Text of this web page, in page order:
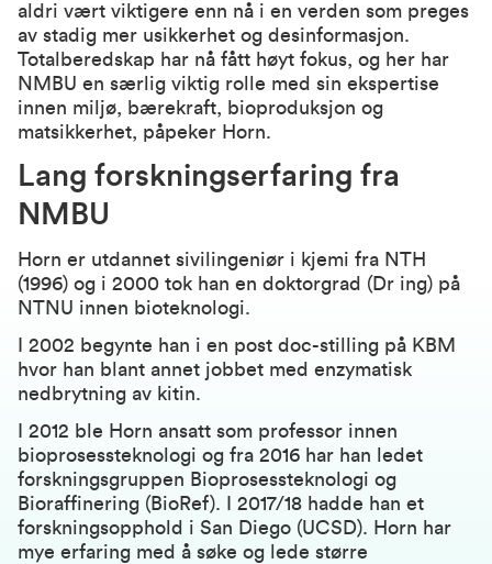
aldri vært viktigere enn nå i en verden som preges
av stadig mer usikkerhet og desinformasjon.
Totalberedskap har nå fått høyt fokus, og her har
NMBU en særlig viktig rolle med sin ekspertise
innen miljø, bærekraft, bioproduksjon og
matsikkerhet, påpeker Horn.
Lang forskningserfaring fra
NMBU
Horn er utdannet sivilingeniør i kjemi fra NTH
(1996) og i 2000 tok han en doktorgrad (Dr ing) på
NTNU innen bioteknologi.
I 2002 begynte han i en post doc-stilling på KBM
hvor han blant annet jobbet med enzymatisk
nedbrytning av kitin.
I 2012 ble Horn ansatt som professor innen
bioprosessteknologi og fra 2016 har han ledet
forskningsgruppen Bioprosessteknologi og
Bioraffinering (BioRef). I 2017/18 hadde han et
forskningsopphold i San Diego (UCSD). Horn har
mye erfaring med å søke og lede større